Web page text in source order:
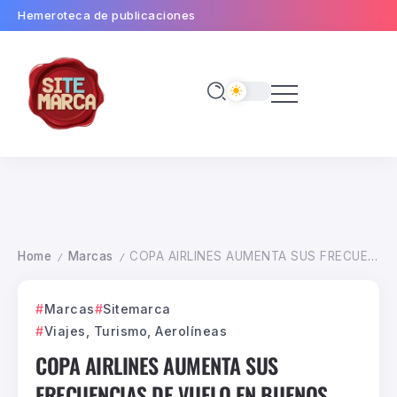
Hemeroteca de publicaciones
Home / Marcas / COPA AIRLINES AUMENTA SUS FRECUENCIAS DE VUELO EN BUENOS AIRES
Marcas
Sitemarca
Viajes, Turismo, Aerolíneas
COPA AIRLINES AUMENTA SUS